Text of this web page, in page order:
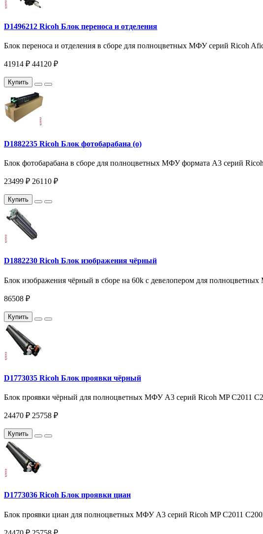
D1496212 Ricoh Блок переноса и отделения
Блок переноса и отделения в сборе для полноцветных МФУ серий Ricoh
41914 ₽ 44120 ₽
Купить
D1882235 Ricoh Блок фотобарабана (о)
Блок фотобарабана в сборе для полноцветных МФУ формата A3 серий
23499 ₽ 26110 ₽
Купить
D1882230 Ricoh Блок изображения чёрный
Блок изображения чёрный в сборе на 60k c девелопером для
86508 ₽
Купить
D1773035 Ricoh Блок проявки чёрный
Блок проявки чёрный для полноцветных МФУ A3 серий Ricoh MP C2011
24470 ₽ 25758 ₽
Купить
D1773036 Ricoh Блок проявки циан
Блок проявки циан для полноцветных МФУ A3 серий Ricoh MP C2011